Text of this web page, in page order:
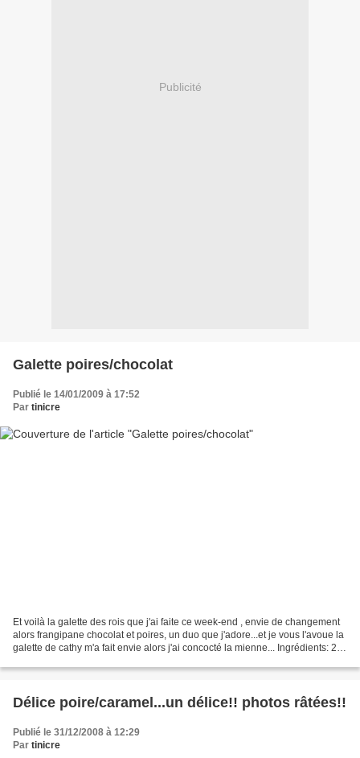
Publicité
Galette poires/chocolat
Publié le 14/01/2009 à 17:52
Par tinicre
Et voilà la galette des rois que j'ai faite ce week-end , envie de changement
alors frangipane chocolat et poires, un duo que j'adore...et je vous l'avoue la
galette de cathy m'a fait envie alors j'ai concocté la mienne... Ingrédients: 2
Délice poire/caramel...un délice!! photos râtées!!
Publié le 31/12/2008 à 12:29
Par tinicre